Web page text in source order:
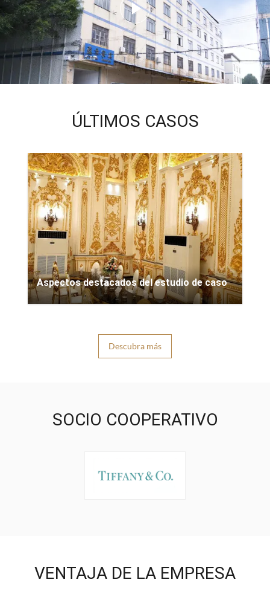
ÚLTIMOS CASOS
Aspectos destacados del estudio de caso
Descubra más
SOCIO COOPERATIVO
VENTAJA DE LA EMPRESA